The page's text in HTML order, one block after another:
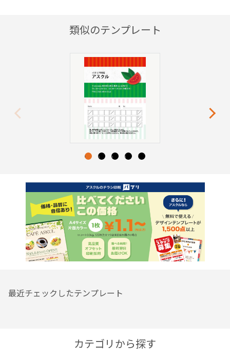
類似のテンプレート
Next
1 2 3 4 5
最近チェックしたテンプレート
カテゴリから探す